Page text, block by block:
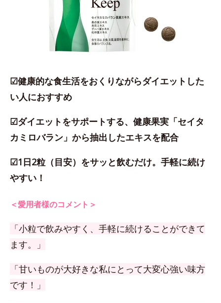
☑健康的な食生活をおくりながらダイエットした
い人におすすめ
☑ダイエットをサポートする、健康果実「セイタ
カミロバラン」から抽出したエキスを配合
☑1日2粒（目安）をサッと飲むだけ。手軽に続け
やすい！
＜愛用者様のコメント＞
「小粒で飲みやすく、手軽に続けることができて
ます。」
「甘いものが大好きな私にとって大変心強い味方
です！」